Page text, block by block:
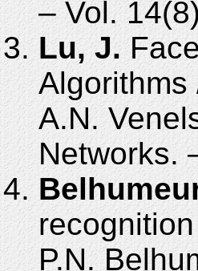
– Vol.
Lu, J.
Algorithms
A.N.
Networks.
P.N.